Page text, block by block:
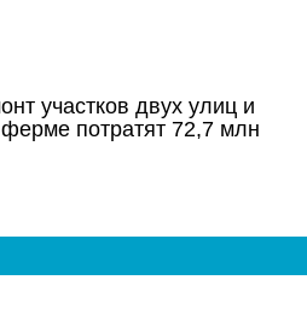
участков двух улиц и
потратят 72,7 млн